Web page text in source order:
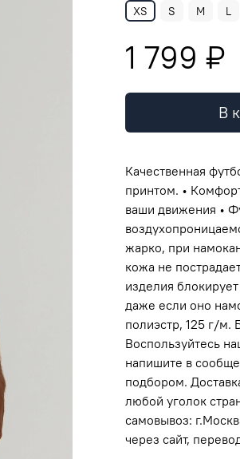
XS S M L
1 799 ₽
В
Качественная
принтом. •
ваши движения •
жарко, при
кожа не
изделия
даже если оно
полиэстр, 125 г/м.
Воспользуйтесь
напишите в
подбором.
любой уголок
самовывоз:
через сайт,